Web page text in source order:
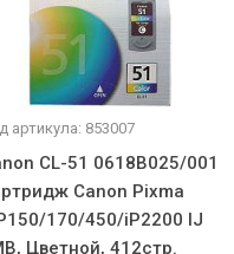
iP6220
артикула: 853007
CL-51 0618B025/001
Canon Pixma
170/450/iP2200 IJ
Цветной, 412стр.